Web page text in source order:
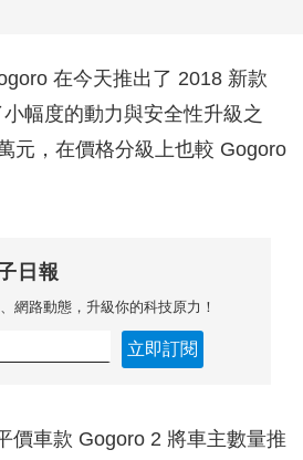
在今天推出了 2018 新款
幅度的動力與安全性升級之
元，在價格分級上也較 Gogoro
日報
網路動態，升級你的科技原力！
立即訂閱
價車款 Gogoro 2 將車主數量推